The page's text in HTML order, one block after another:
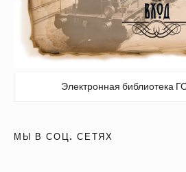
Электронная библиотека
МЫ В СОЦ. СЕТЯХ